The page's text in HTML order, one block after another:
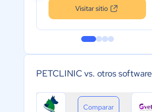
Visitar sitio
PETCLINIC vs. otros software
Comparar